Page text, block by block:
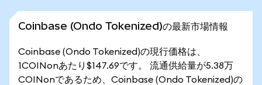
Coinbase (Ondo Tokenized)の最新市場情報
Coinbase (Ondo Tokenized)の現行価格は、
1COINonあたり$147.69です。 流通供給量が5.38万
COINonであるため、Coinbase (Ondo Tokenized)の